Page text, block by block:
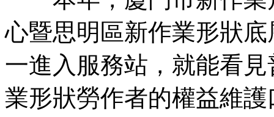
心暨思明區新作業形狀
一進入服務站，就能看
業形狀勞作者的權益維